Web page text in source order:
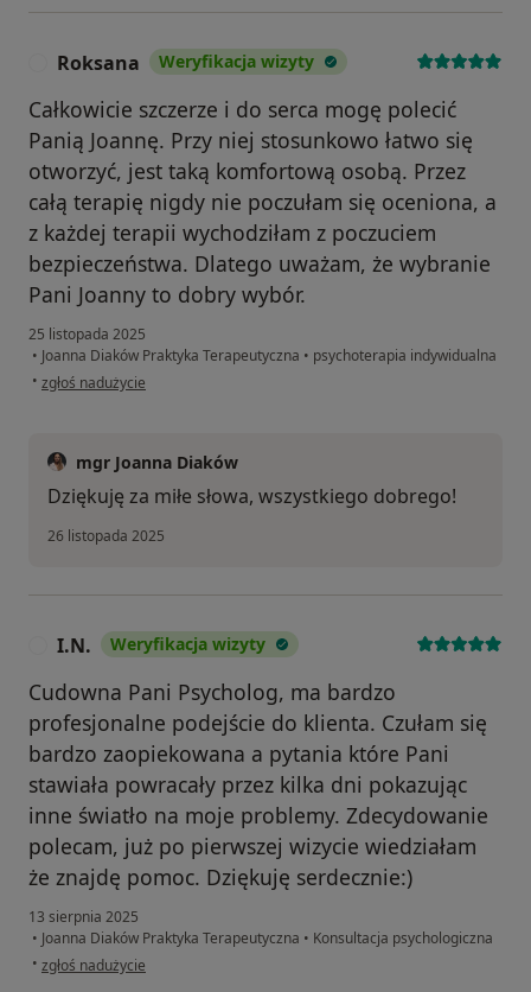
Roksana Weryfikacja wizyty
Całkowicie szczerze i do serca mogę polecić
Panią Joannę. Przy niej stosunkowo łatwo się
otworzyć, jest taką komfortową osobą. Przez
całą terapię nigdy nie poczułam się oceniona, a
z każdej terapii wychodziłam z poczuciem
bezpieczeństwa. Dlatego uważam, że wybranie
Pani Joanny to dobry wybór.
25 listopada 2025
• Joanna Diaków Praktyka Terapeutyczna • psychoterapia indywidualna
• w opinii użytkownika Roksana
zgłoś nadużycie
mgr Joanna Diaków
Dziękuję za miłe słowa, wszystkiego dobrego!
26 listopada 2025
I.N. Weryfikacja wizyty
Cudowna Pani Psycholog, ma bardzo
profesjonalne podejście do klienta. Czułam się
bardzo zaopiekowana a pytania które Pani
stawiała powracały przez kilka dni pokazując
inne światło na moje problemy. Zdecydowanie
polecam, już po pierwszej wizycie wiedziałam
że znajdę pomoc. Dziękuję serdecznie:)
13 sierpnia 2025
• Joanna Diaków Praktyka Terapeutyczna • Konsultacja psychologiczna
• w opinii użytkownika I.N.
zgłoś nadużycie